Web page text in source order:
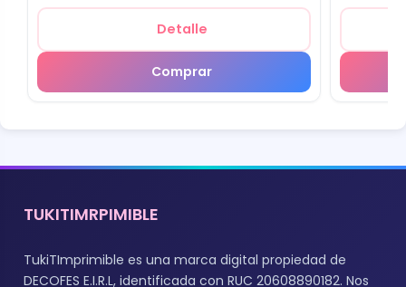
Detalle
Comprar
TUKITIMRPIMIBLE
TukiTImprimible es una marca digital propiedad de
DECOFES E.I.R.L, identificada con RUC 20608890182. Nos